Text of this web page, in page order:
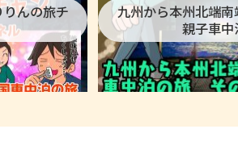
んの旅チ
九州から本州北端
親子車中